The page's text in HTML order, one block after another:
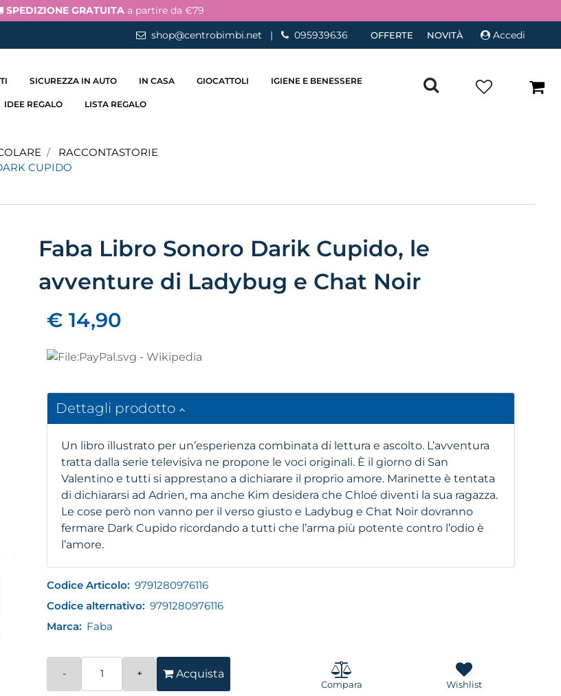
SPEDIZIONE GRATUITA a partire da €79
shop@centrobimbi.net | 095939636 OFFERTE NOVITÀ Accedi
SICUREZZA IN AUTO IN CASA GIOCATTOLI IGIENE E BENESSERE
IDEE REGALO LISTA REGALO
RACCONTASTORIE
CUPIDO
Faba Libro Sonoro Darik Cupido, le
avventure di Ladybug e Chat Noir
€ 14,90
Dettagli prodotto
Un libro illustrato per un’esperienza combinata di lettura e ascolto. L’avventura
tratta dalla serie televisiva ne propone le voci originali. È il giorno di San
Valentino e tutti si apprestano a dichiarare il proprio amore. Marinette è tentata
di dichiararsi ad Adrien, ma anche Kim desidera che Chloé diventi la sua ragazza.
Le cose però non vanno per il verso giusto e Ladybug e Chat Noir dovranno
fermare Dark Cupido ricordando a tutti che l’arma più potente contro l’odio è
l’amore.
Codice Articolo: 9791280976116
Codice alternativo: 9791280976116
Marca: Faba
Acquista
Compara Wishlist